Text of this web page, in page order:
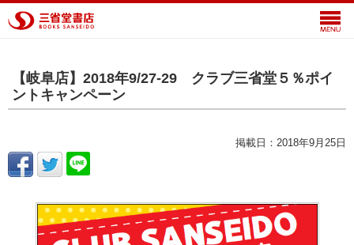
【岐阜店】2018年9/27-29 クラブ三省堂５％ポイ
ントキャンペーン
掲載日：2018年9月25日